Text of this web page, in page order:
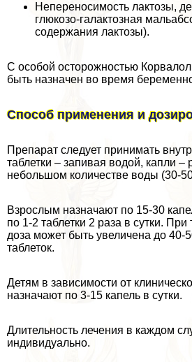
Непереносимость лактозы,
глюкозо-галактозная
содержания лактозы).
С особой осторожностью
быть назначен во время
Способ применения и
Препарат следует принимать
таблетки – запивая водой, капли –
небольшом количестве воды (30-
Взрослым назначают по 15-30
по 1-2 таблетки 2 раза в сутки.
доза может быть увеличена до 40-
таблеток.
Детям в зависимости от
назначают по 3-15 капель в сутки.
Длительность лечения в каждом
индивидуально.